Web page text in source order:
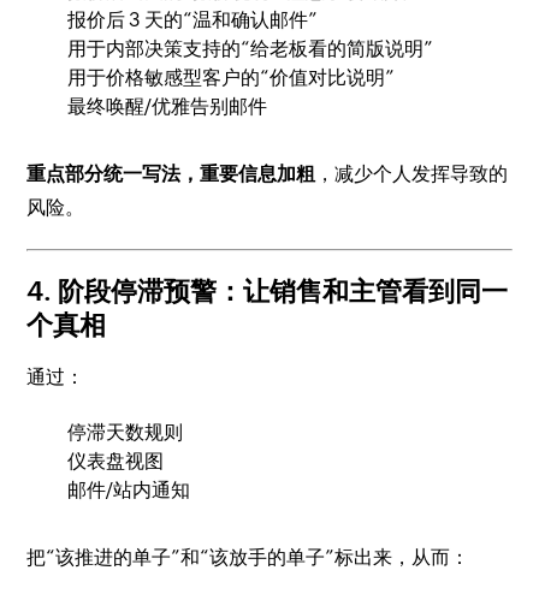
报价后 3 天的“温和确认邮件”
用于内部决策支持的“给老板看的简版说明”
用于价格敏感型客户的“价值对比说明”
最终唤醒/优雅告别邮件
重点部分统一写法，重要信息加粗 ，减少个人发挥导致的
风险。
4. 阶段停滞预警：让销售和主管看到同一
个真相
通过：
停滞天数规则
仪表盘视图
邮件/站内通知
把“该推进的单子”和“该放手的单子”标出来，从而：